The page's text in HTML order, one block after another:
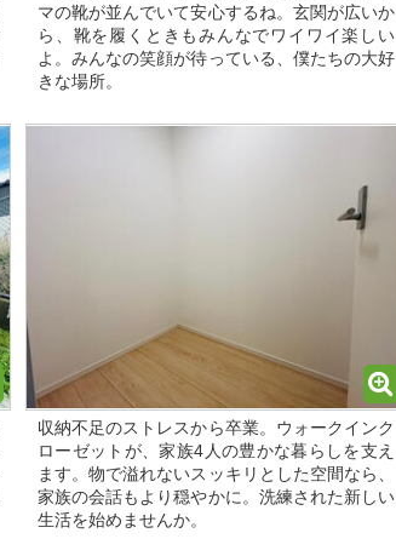
マの靴が並んでいて安心するね。玄関が広いか
ら、靴を履くときもみんなでワイワイ楽しい
よ。みんなの笑顔が待っている、僕たちの大好
きな場所。
収納不足のストレスから卒業。ウォークインク
ローゼットが、家族4人の豊かな暮らしを支え
ます。物で溢れないスッキリとした空間なら、
家族の会話もより穏やかに。洗練された新しい
生活を始めませんか。